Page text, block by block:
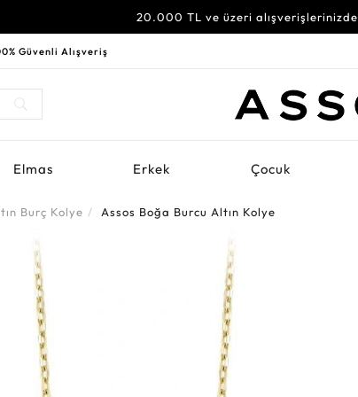
20.000 TL ve üzeri alışverişlerinizde
Güvenli Alışveriş
Elmas Erkek Çocuk
Burç Kolye Assos Boğa Burcu Altın Kolye